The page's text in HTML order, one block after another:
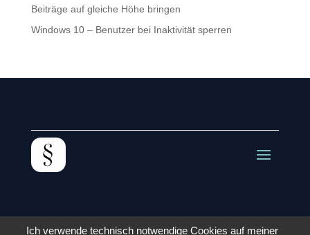
Beiträge auf gleiche Höhe bringen
Windows 10 – Benutzer bei Inaktivität sperren
Ich verwende technisch notwendige Cookies auf meiner